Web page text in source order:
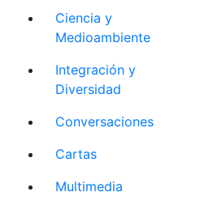
Ciencia y
Medioambiente
Integración y
Diversidad
Conversaciones
Cartas
Multimedia